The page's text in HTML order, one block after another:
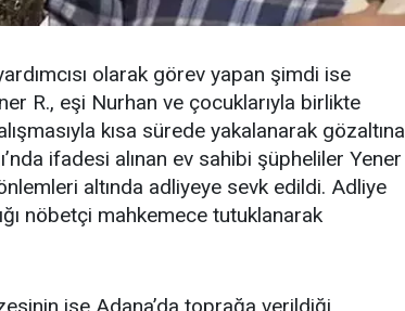
olarak görev yapan şimdi ise
R., eşi Nurhan ve çocuklarıyla birlikte
kısa sürede yakalanarak gözaltına
ifadesi alınan ev sahibi şüpheliler Yener
altında adliyeye sevk edildi. Adliye
nöbetçi mahkemece tutuklanarak